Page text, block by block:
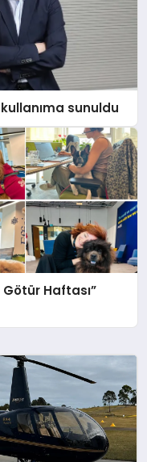
sunuldu
Haftası”